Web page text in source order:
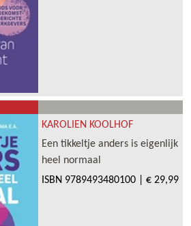
KAROLIEN KOOLHOF
Een tikkeltje anders is eigenlijk
heel normaal
ISBN 9789493480100 € 29,99